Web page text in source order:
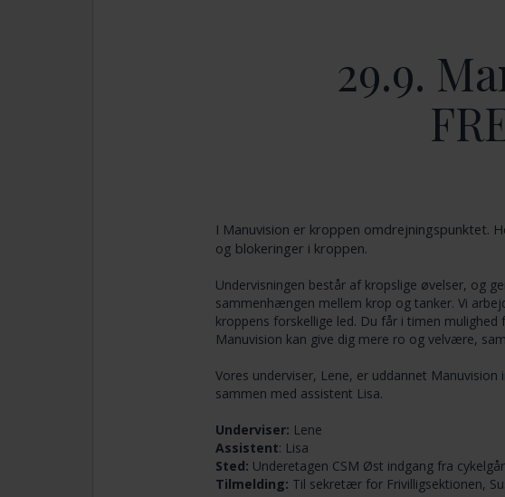
29.9.
I Manuvision er kroppen omdrejningspunktet.
og blokeringer i kroppen.
Undervisningen består af kropslige øvelser, og
sammenhængen mellem krop og tanker. Vi
kroppens forskellige led. Du får i timen
Manuvision kan give dig mere ro og velvære,
Vores underviser, Lene, er uddannet
sammen med assistent Lisa.
Underviser: Lene
Assistent: Lisa
Sted: Underetagen CSM Øst indgang fra
Tilmelding: Til sekretær for Frivilligsektionen,